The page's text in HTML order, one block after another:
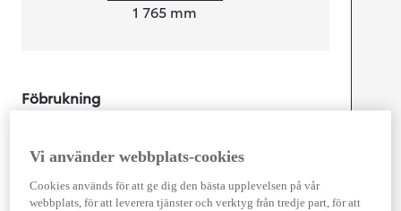
1 765 mm
Föbrukning
Euro Class
EURO 6
Kombinerad Co2 101g/km
Vi använder webbplats-cookies
Cookies används för att ge dig den bästa upplevelsen på vår
webbplats, för att leverera tjänster och verktyg från tredje part, för att